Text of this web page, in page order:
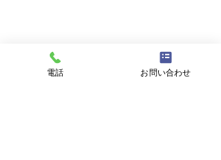
電話 お問い合わせ